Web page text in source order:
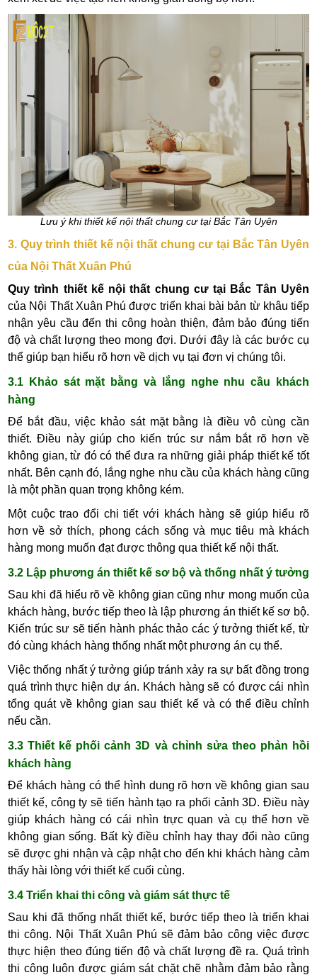
Lưu ý khi thiết kế nội thất chung cư tại Bắc Tân Uyên
3. Quy trình thiết kế nội thất chung cư tại Bắc Tân Uyên
của Nội Thất Xuân Phú
Quy trình thiết kế nội thất chung cư tại Bắc Tân Uyên
của Nội Thất Xuân Phú được triển khai bài bản từ khâu tiếp
nhận yêu cầu đến thi công hoàn thiện, đảm bảo đúng tiến
độ và chất lượng theo mong đợi. Dưới đây là các bước cụ
thể giúp bạn hiểu rõ hơn về dịch vụ tại đơn vị chúng tôi.
3.1 Khảo sát mặt bằng và lắng nghe nhu cầu khách
hàng
Để bắt đầu, việc khảo sát mặt bằng là điều vô cùng cần
thiết. Điều này giúp cho kiến trúc sư nắm bắt rõ hơn về
không gian, từ đó có thể đưa ra những giải pháp thiết kế tốt
nhất. Bên cạnh đó, lắng nghe nhu cầu của khách hàng cũng
là một phần quan trọng không kém.
Một cuộc trao đổi chi tiết với khách hàng sẽ giúp hiểu rõ
hơn về sở thích, phong cách sống và mục tiêu mà khách
hàng mong muốn đạt được thông qua thiết kế nội thất.
3.2 Lập phương án thiết kế sơ bộ và thống nhất ý tưởng
Sau khi đã hiểu rõ về không gian cũng như mong muốn của
khách hàng, bước tiếp theo là lập phương án thiết kế sơ bộ.
Kiến trúc sư sẽ tiến hành phác thảo các ý tưởng thiết kế, từ
đó cùng khách hàng thống nhất một phương án cụ thể.
Việc thống nhất ý tưởng giúp tránh xảy ra sự bất đồng trong
quá trình thực hiện dự án. Khách hàng sẽ có được cái nhìn
tổng quát về không gian sau thiết kế và có thể điều chỉnh
nếu cần.
3.3 Thiết kế phối cảnh 3D và chỉnh sửa theo phản hồi
khách hàng
Để khách hàng có thể hình dung rõ hơn về không gian sau
thiết kế, công ty sẽ tiến hành tạo ra phối cảnh 3D. Điều này
giúp khách hàng có cái nhìn trực quan và cụ thể hơn về
không gian sống. Bất kỳ điều chỉnh hay thay đổi nào cũng
sẽ được ghi nhận và cập nhật cho đến khi khách hàng cảm
thấy hài lòng với thiết kế cuối cùng.
3.4 Triển khai thi công và giám sát thực tế
Sau khi đã thống nhất thiết kế, bước tiếp theo là triển khai
thi công. Nội Thất Xuân Phú sẽ đảm bảo công việc được
thực hiện theo đúng tiến độ và chất lượng đề ra. Quá trình
thi công luôn được giám sát chặt chẽ nhằm đảm bảo rằng